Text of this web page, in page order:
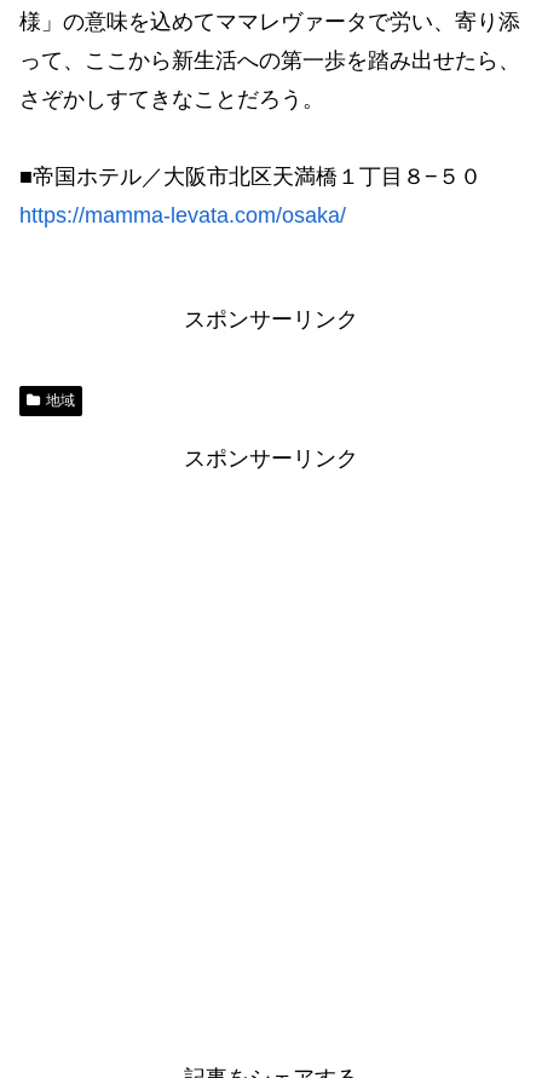
様」の意味を込めてママレヴァータで労い、寄り添
って、ここから新生活への第一歩を踏み出せたら、
さぞかしすてきなことだろう。
■帝国ホテル／大阪市北区天満橋１丁目８−５０
https://mamma-levata.com/osaka/
スポンサーリンク
地域
スポンサーリンク